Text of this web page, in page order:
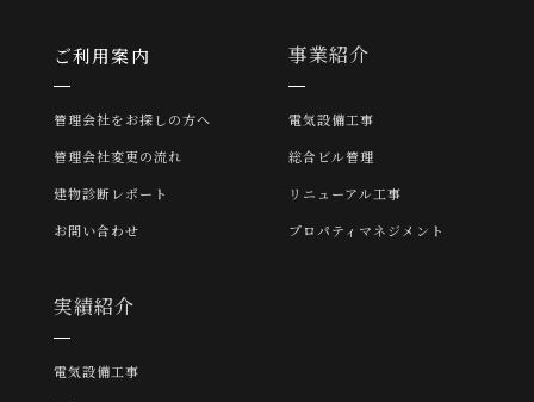
ご利用案内
管理会社をお探しの方へ
管理会社変更の流れ
建物診断レポート
お問い合わせ
事業紹介
電気設備工事
総合ビル管理
リニューアル工事
プロパティマネジメント
実績紹介
電気設備工事